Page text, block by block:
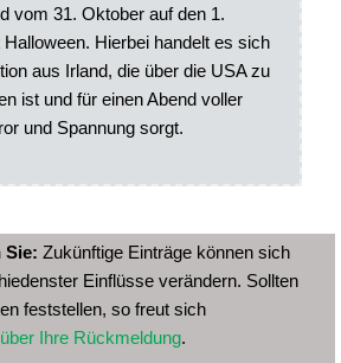
vom 31. Oktober auf den 1.
Hierbei handelt es sich
aus Irland, die über die USA zu
ist und für einen Abend voller
und Spannung sorgt.
Sie: Zukünftige Einträge können sich
Einflüsse verändern. Sollten
feststellen, so freut sich
Ihre Rückmeldung.